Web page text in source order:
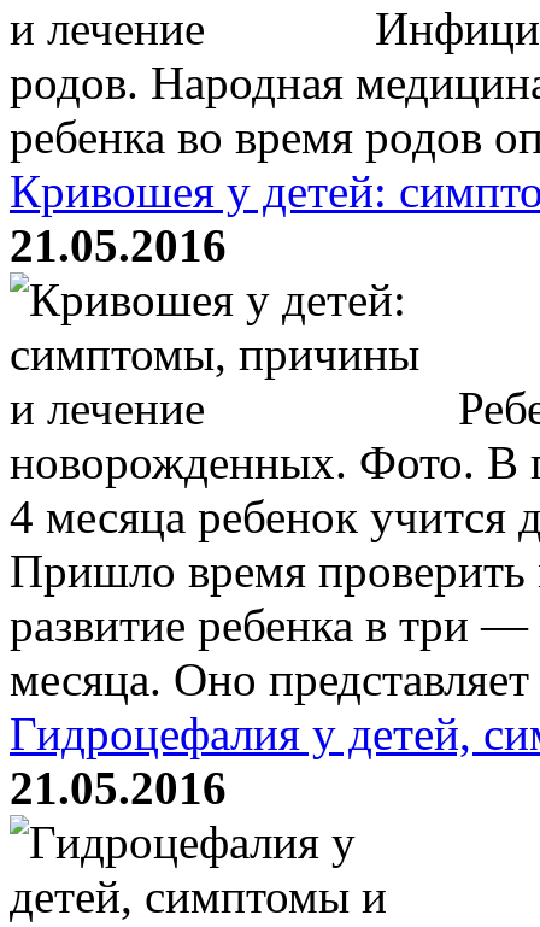
родов. Народная
ребенка во время родов
Кривошея у детей:
21.05.2016
новорожденных. Фото. В
4 месяца ребенок учится
Пришло время
развитие ребенка в три
месяца. Оно
Гидроцефалия у детей,
21.05.2016